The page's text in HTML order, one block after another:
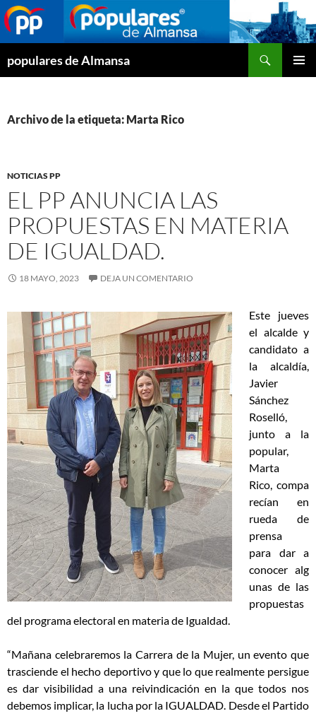
populares de Almansa
Archivo de la etiqueta: Marta Rico
NOTICIAS PP
EL PP ANUNCIA LAS
PROPUESTAS EN MATERIA
DE IGUALDAD.
18 MAYO, 2023 DEJA UN COMENTARIO
Este jueves
el alcalde y
candidato a
la alcaldía,
Javier
Sánchez
Roselló,
junto a la
popular,
Marta
Rico, compa
recían en
rueda de
prensa
para dar a
conocer alg
unas de las
propuestas
del programa electoral en materia de Igualdad.
“Mañana celebraremos la Carrera de la Mujer, un evento que
trasciende el hecho deportivo y que lo que realmente persigue
es dar visibilidad a una reivindicación en la que todos nos
debemos implicar, la lucha por la IGUALDAD. Desde el Partido